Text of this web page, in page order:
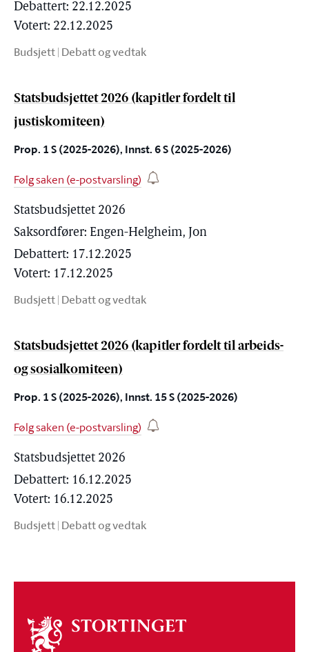
Debattert: 22.12.2025
Votert: 22.12.2025
Budsjett| Debatt og vedtak
Statsbudsjettet 2026 (kapitler fordelt til
justiskomiteen)
Prop. 1 S (2025-2026), Innst. 6 S (2025-2026)
Følg saken (e-postvarsling)
Statsbudsjettet 2026
Saksordfører: Engen-Helgheim, Jon
Debattert: 17.12.2025
Votert: 17.12.2025
Budsjett| Debatt og vedtak
Statsbudsjettet 2026 (kapitler fordelt til arbeids-
og sosialkomiteen)
Prop. 1 S (2025-2026), Innst. 15 S (2025-2026)
Følg saken (e-postvarsling)
Statsbudsjettet 2026
Debattert: 16.12.2025
Votert: 16.12.2025
Budsjett| Debatt og vedtak
Om
stortinget